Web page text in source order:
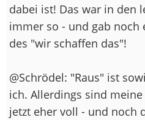
dabei ist! Das war in den
immer so - und gab noch
des "wir schaffen das"!
@Schrödel: "Raus" ist
ich. Allerdings sind
jetzt eher voll - und noch